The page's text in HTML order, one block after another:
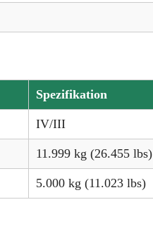
Spezifikation
IV/III
11.999 kg (26.455 lbs)
5.000 kg (11.023 lbs)